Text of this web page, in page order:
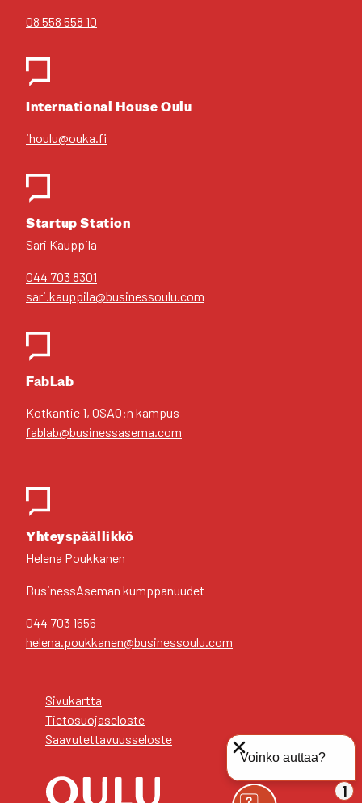
08 558 558 10
Inter­na­tio­nal House Oulu
ihoulu@ouka.fi
Star­tup Sta­tion
Sari Kaup­pi­la
044 703 8301
sari.kauppila@businessoulu.com
FabLab
Kot­kan­tie 1, OSAO:n kam­pus
fablab@businessasema.com
Yhteys­pääl­lik­kö
Hele­na Pouk­ka­nen
Business­Aseman kump­pa­nuu­det
044 703 1656
helena.poukkanen@businessoulu.com
Sivu­kart­ta
Tie­to­suo­ja­se­los­te
Saa­vu­tet­ta­vuus­se­los­te
Voinko auttaa?
1